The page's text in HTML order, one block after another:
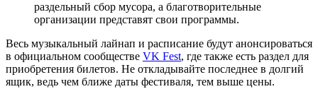
раздельный сбор мусора, а благотворительные
организации представят свои программы.
Весь музыкальный лайнап и расписание будут анонсироваться
в официальном сообществе VK Fest, где также есть раздел для
приобретения билетов. Не откладывайте последнее в долгий
ящик, ведь чем ближе даты фестиваля, тем выше цены.